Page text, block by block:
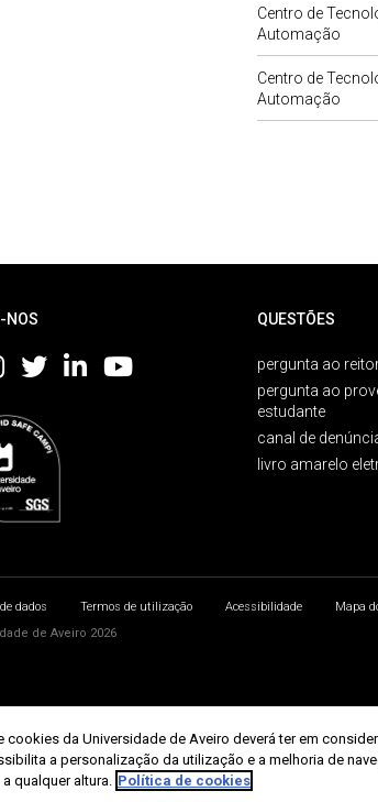
Centro de
Automação
Centro de
Automação
NOS QUESTÕES
pergunta ao
pergunta ao
estudante
canal de
livro amarelo
dados Termos de utilização Acessibilidade
Mapa
de Aveiro 2026
cookies da Universidade de Aveiro deverá ter em
a personalização da utilização e a melhoria de
qualquer altura. Política de cookies